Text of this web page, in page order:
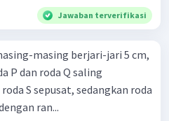
Jawaban terverifikasi
masing berjari-jari 5 cm,
P dan roda Q saling
S sepusat, sedangkan roda
ran...